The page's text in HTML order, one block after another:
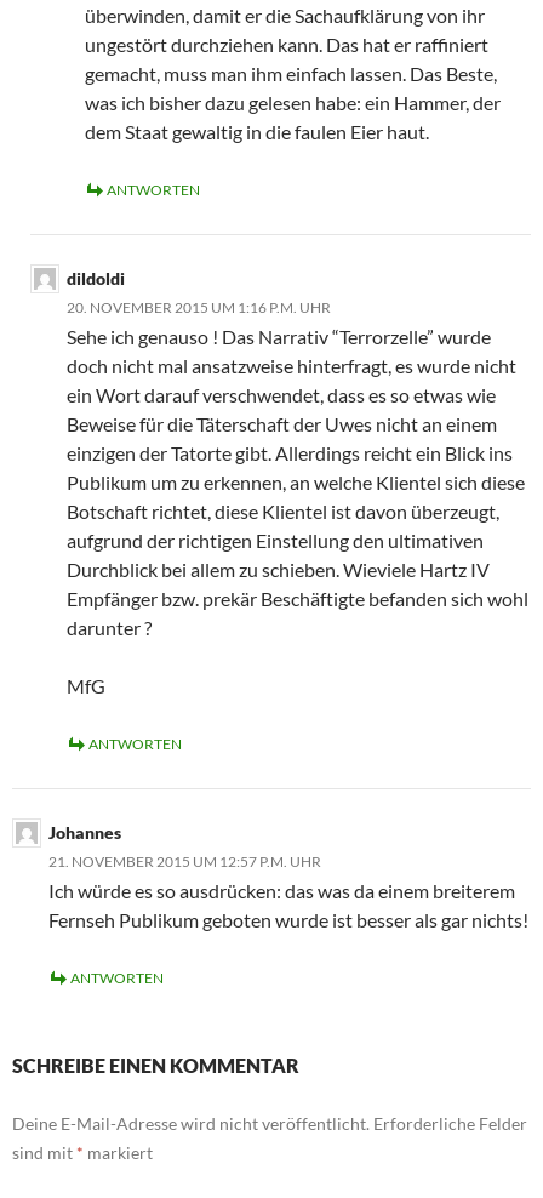
überwinden, damit er die Sachaufklärung von ihr
ungestört durchziehen kann. Das hat er raffiniert
gemacht, muss man ihm einfach lassen. Das Beste,
was ich bisher dazu gelesen habe: ein Hammer, der
dem Staat gewaltig in die faulen Eier haut.
ANTWORTEN
dildoldi
20. NOVEMBER 2015 UM 1:16 P.M. UHR
Sehe ich genauso ! Das Narrativ “Terrorzelle” wurde
doch nicht mal ansatzweise hinterfragt, es wurde nicht
ein Wort darauf verschwendet, dass es so etwas wie
Beweise für die Täterschaft der Uwes nicht an einem
einzigen der Tatorte gibt. Allerdings reicht ein Blick ins
Publikum um zu erkennen, an welche Klientel sich diese
Botschaft richtet, diese Klientel ist davon überzeugt,
aufgrund der richtigen Einstellung den ultimativen
Durchblick bei allem zu schieben. Wieviele Hartz IV
Empfänger bzw. prekär Beschäftigte befanden sich wohl
darunter ?
MfG
ANTWORTEN
Johannes
21. NOVEMBER 2015 UM 12:57 P.M. UHR
Ich würde es so ausdrücken: das was da einem breiterem
Fernseh Publikum geboten wurde ist besser als gar nichts!
ANTWORTEN
SCHREIBE EINEN KOMMENTAR
Deine E-Mail-Adresse wird nicht veröffentlicht. Erforderliche Felder
sind mit * markiert